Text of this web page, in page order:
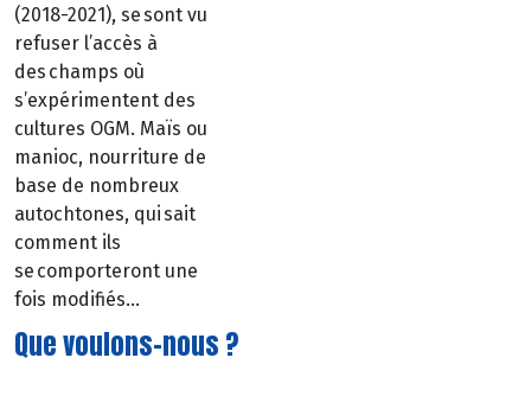
(2018-2021), se sont vu
refuser l’accès à
des champs où
s’expérimentent des
cultures OGM. Maïs ou
manioc, nourriture de
base de nombreux
autochtones, qui sait
comment ils
se comporteront une
fois modifiés…
Que voulons-nous ?